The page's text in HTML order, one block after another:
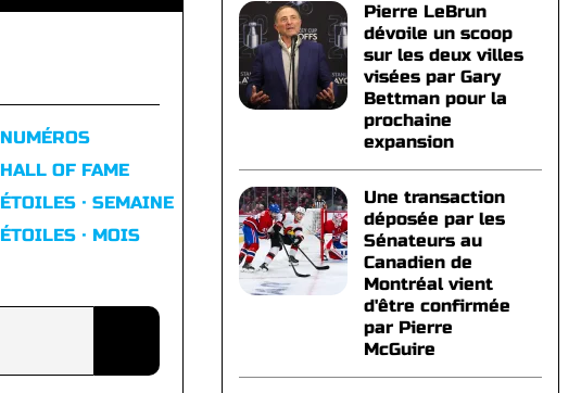
NUMÉROS
HALL OF FAME
ÉTOILES · SEMAINE
ÉTOILES · MOIS
Pierre LeBrun
dévoile un scoop
sur les deux villes
visées par Gary
Bettman pour la
prochaine
expansion
Une transaction
déposée par les
Sénateurs au
Canadien de
Montréal vient
d'être confirmée
par Pierre
McGuire